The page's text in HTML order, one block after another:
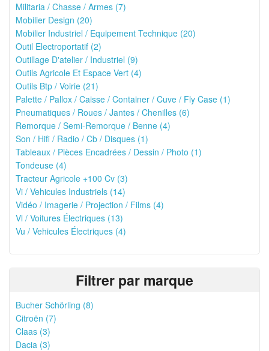
Militaria / Chasse / Armes (7)
Mobilier Design (20)
Mobilier Industriel / Equipement Technique (20)
Outil Electroportatif (2)
Outillage D'atelier / Industriel (9)
Outils Agricole Et Espace Vert (4)
Outils Btp / Voirie (21)
Palette / Pallox / Caisse / Container / Cuve / Fly Case (1)
Pneumatiques / Roues / Jantes / Chenilles (6)
Remorque / Semi-Remorque / Benne (4)
Son / Hifi / Radio / Cb / Disques (1)
Tableaux / Pièces Encadrées / Dessin / Photo (1)
Tondeuse (4)
Tracteur Agricole +100 Cv (3)
Vi / Vehicules Industriels (14)
Vidéo / Imagerie / Projection / Films (4)
Vl / Voitures Électriques (13)
Vu / Vehicules Électriques (4)
Filtrer par marque
Bucher Schörling (8)
Citroën (7)
Claas (3)
Dacia (3)